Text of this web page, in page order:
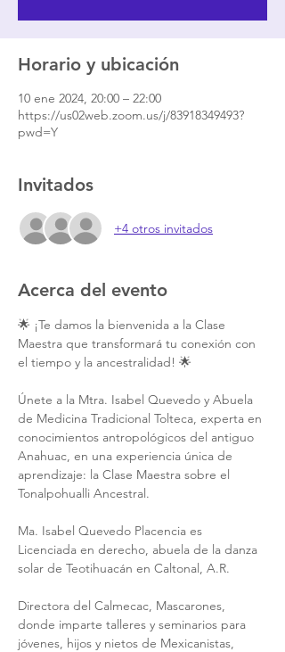
Horario y ubicación
10 ene 2024, 20:00 – 22:00
https://us02web.zoom.us/j/83918349493?
pwd=Y
Invitados
+4 otros invitados
Acerca del evento
🌟 ¡Te damos la bienvenida a la Clase
Maestra que transformará tu conexión con
el tiempo y la ancestralidad! 🌟
Únete a la Mtra. Isabel Quevedo y Abuela
de Medicina Tradicional Tolteca, experta en
conocimientos antropológicos del antiguo
Anahuac, en una experiencia única de
aprendizaje: la Clase Maestra sobre el
Tonalpohualli Ancestral.
Ma. Isabel Quevedo Placencia es
Licenciada en derecho, abuela de la danza
solar de Teotihuacán en Caltonal, A.R.
Directora del Calmecac, Mascarones,
donde imparte talleres y seminarios para
jóvenes, hijos y nietos de Mexicanistas,